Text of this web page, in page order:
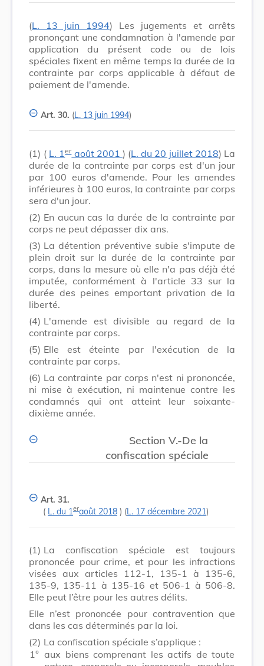
(L. 13 juin 1994) Les jugements et arrêts
prononçant une condamnation à l'amende par
application du présent code ou de lois
spéciales fixent en même temps la durée de la
contrainte par corps applicable à défaut de
paiement de l'amende.
Art. 30. (L. 13 juin 1994)
(1) ( L. 1eraoût 2001 ) (L. du 20 juillet 2018) La
durée de la contrainte par corps est d'un jour
par 100 euros d'amende. Pour les amendes
inférieures à 100 euros, la contrainte par corps
sera d'un jour.
(2) En aucun cas la durée de la contrainte par
corps ne peut dépasser dix ans.
(3) La détention préventive subie s'impute de
plein droit sur la durée de la contrainte par
corps, dans la mesure où elle n'a pas déjà été
imputée, conformément à l'article 33 sur la
durée des peines emportant privation de la
liberté.
(4) L'amende est divisible au regard de la
contrainte par corps.
(5) Elle est éteinte par l'exécution de la
contrainte par corps.
(6) La contrainte par corps n'est ni prononcée,
ni mise à exécution, ni maintenue contre les
condamnés qui ont atteint leur soixante-
dixième année.
Section V.-De la
confiscation spéciale
Art. 31.
( L. du 1eraoût 2018 ) (L. 17 décembre 2021)
(1) La confiscation spéciale est toujours
prononcée pour crime, et pour les infractions
visées aux articles 112-1, 135-1 à 135-6,
135-9, 135-11 à 135-16 et 506-1 à 506-8.
Elle peut l’être pour les autres délits.
Elle n’est prononcée pour contravention que
dans les cas déterminés par la loi.
(2) La confiscation spéciale s’applique :
1° aux biens comprenant les actifs de toute